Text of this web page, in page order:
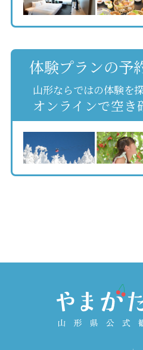
体験プランの予
山形ならではの体験を
オンラインで空き